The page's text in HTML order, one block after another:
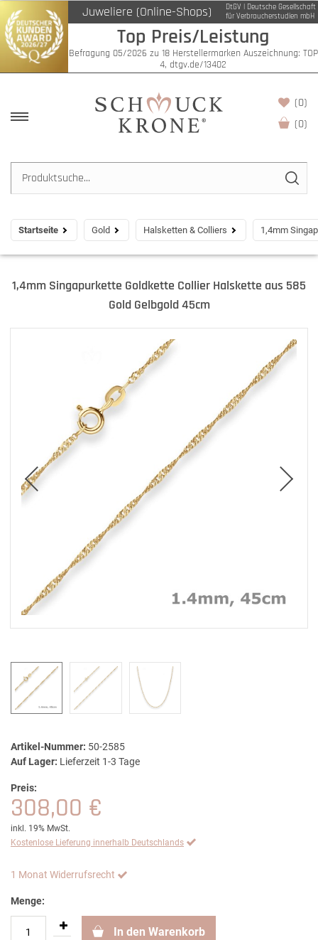
Juweliere (Online-Shops)
DtGV | Deutsche Gesellschaft
für Verbraucherstudien mbH
Top Preis/Leistung
Befragung 05/2026 zu 18 Herstellermarken Auszeichnung: TOP
4, dtgv.de/13402
(0)
(0)
Startseite Gold Halsketten & Colliers 1,4mm
1,4mm Singapurkette Goldkette Collier Halskette aus 585
Gold Gelbgold 45cm
Artikel-Nummer: 50-2585
Auf Lager: Lieferzeit 1-3 Tage
Preis:
308,00 €
inkl. 19% MwSt.
Kostenlose Lieferung innerhalb Deutschlands
1 Monat Widerrufsrecht
Menge:
In den Warenkorb